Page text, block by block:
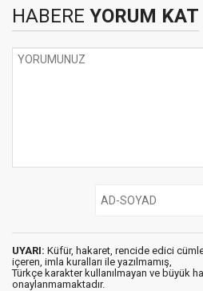
HABERE YORUM KAT
UYARI: Küfür, hakaret, rencide edici
içeren, imla kuralları ile yazılmamış,
Türkçe karakter kullanılmayan ve büyük
onaylanmamaktadır.